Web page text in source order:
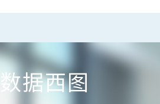
数据西图